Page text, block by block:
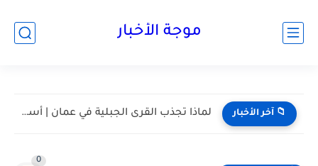
موجة الأخبار
📁 آخر الأخبار مسقط واحدة من أكثر المدن هدوءا في الخليج | أعرف...
0